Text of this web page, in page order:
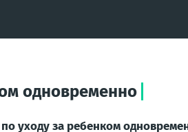
одновременно
уходу за ребенком